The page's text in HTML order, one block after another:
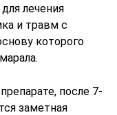
лечения
и травм с
которого
после 7-
заметная